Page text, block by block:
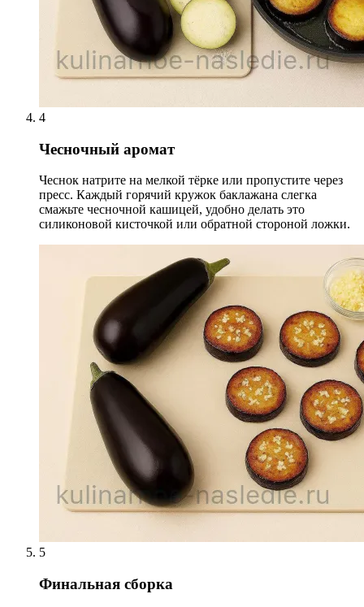
4
Чесночный аромат
Чеснок натрите на мелкой тёрке или пропустите через
пресс. Каждый горячий кружок баклажана слегка
смажьте чесночной кашицей, удобно делать это
силиконовой кисточкой или обратной стороной ложки.
5
Финальная сборка